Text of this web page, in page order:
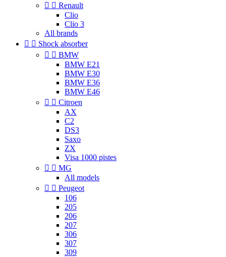
  Renault
Clio
Clio 3
All brands
  Shock absorber
  BMW
BMW E21
BMW E30
BMW E36
BMW E46
  Citroen
AX
C2
DS3
Saxo
ZX
Visa 1000 pistes
  MG
All models
  Peugeot
106
205
206
207
306
307
309